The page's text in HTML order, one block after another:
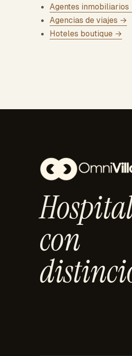
Agentes
Agencias de viajes →
Hoteles boutique →
con